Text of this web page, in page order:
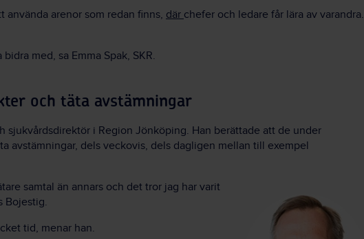
använda arenor som redan finns, där chefer och ledare får lära av varandra.
med, sa Emma Spak, SKR.
och täta avstämningar
sjukvårdsdirektör i Region Jönköping. Han berättade att de under
avstämningar, dels veckovis, dels dagligen mellan till exempel
samtal än annars och det tror jag har varit
Bojestig.
tid, menar han.